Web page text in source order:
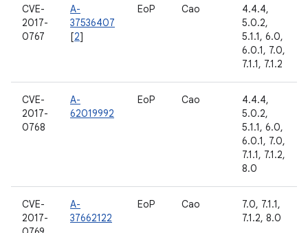
CVE-
2017-
0767
A-
37536407
[2]
EoP Cao
4.4.4,
5.0.2,
5.1.1, 6.0,
6.0.1, 7.0,
7.1.1, 7.1.2
CVE-
2017-
0768
A-
62019992
EoP Cao
4.4.4,
5.0.2,
5.1.1, 6.0,
6.0.1, 7.0,
7.1.1, 7.1.2,
8.0
CVE-
2017-
A-
37662122
EoP Cao
7.0, 7.1.1,
7.1.2, 8.0